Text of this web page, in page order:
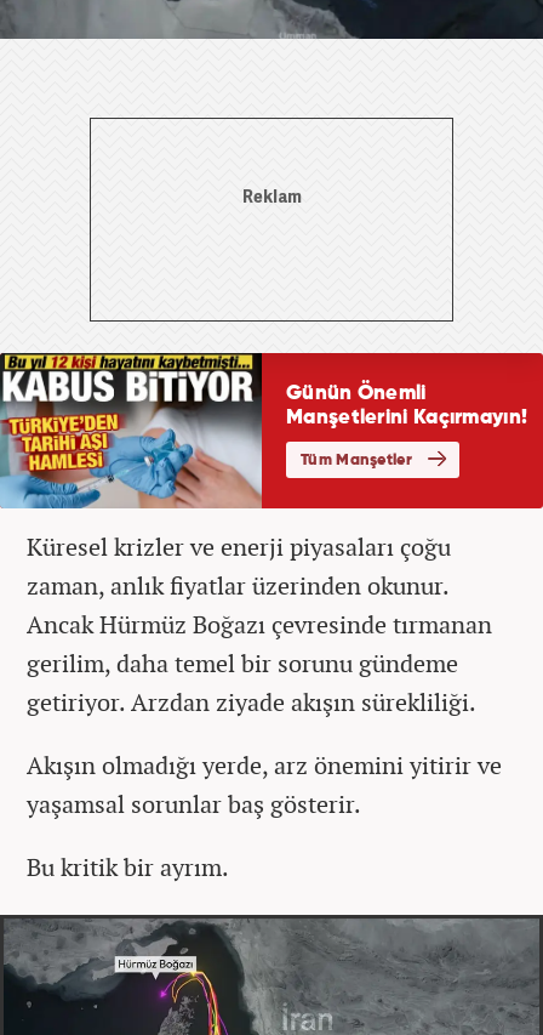
Küresel krizler ve enerji piyasaları çoğu
zaman, anlık fiyatlar üzerinden okunur.
Ancak Hürmüz Boğazı çevresinde tırmanan
gerilim, daha temel bir sorunu gündeme
getiriyor. Arzdan ziyade akışın sürekliliği.
Akışın olmadığı yerde, arz önemini yitirir ve
yaşamsal sorunlar baş gösterir.
Bu kritik bir ayrım.